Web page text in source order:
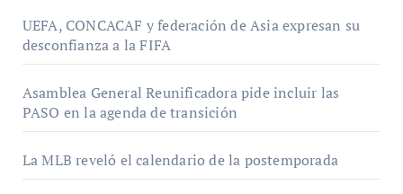
UEFA, CONCACAF y federación de Asia expresan su
desconfianza a la FIFA
Asamblea General Reunificadora pide incluir las
PASO en la agenda de transición
La MLB reveló el calendario de la postemporada